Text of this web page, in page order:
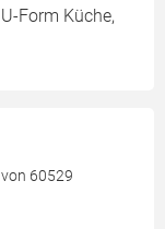
Form Küche,
60529